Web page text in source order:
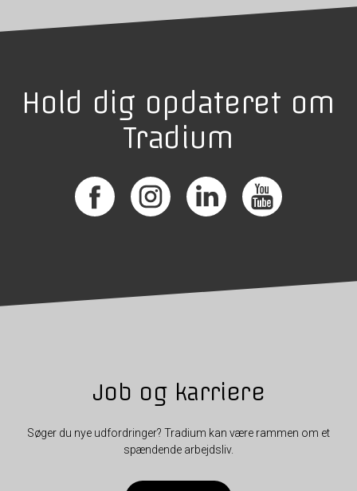
Hold dig opdateret om
Tradium
Job og karriere
Søger du nye udfordringer? Tradium kan være rammen om et
spændende arbejdsliv.